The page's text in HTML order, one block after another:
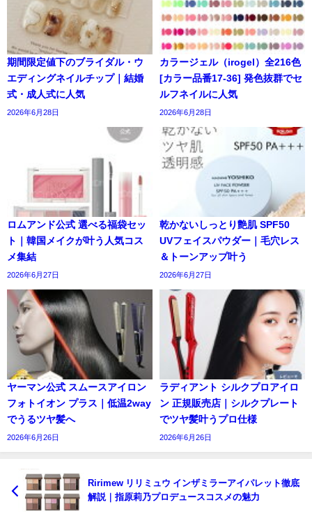
期間限定値下のブライダル・ウ
エディングネイルチップ｜結婚
式・成人式に人気
2026年6月28日
カラージェル（irogel）全216色
[カラー品番17-36] 発色抜群でセ
ルフネイルに人気
2026年6月28日
ロムアンド公式 選べる福袋セッ
ト｜韓国メイクが叶う人気コス
メ集結
2026年6月27日
乾かないしっとり艶肌 SPF50
UVフェイスパウダー｜毛穴レス
＆トーンアップ叶う
2026年6月27日
ヤーマン公式 スムースアイロン
フォトイオン プラス｜低温2way
でうるツヤ髪へ
2026年6月26日
ラディアント シルクプロアイロ
ン 正規販売店｜シルクプレート
でツヤ髪叶うプロ仕様
2026年6月26日
Ririmew リリミュウ インザミラーアイパレット徹底
解説｜指原莉乃プロデュースコスメの魅力